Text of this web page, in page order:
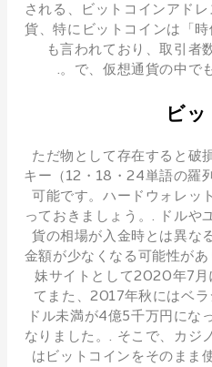
される、ビットコインアド
貨、特にビットコインは「
も言われており、取引者
で、仮想通貨の中で
ビ
ただ物として存在すると破
キー（12・18・24単語の羅
可能です。ハードウォレッ
っておきましょう。. ドルや
貨の相場が入金時とは異な
金額が少なくなる可能性が
妹サイトとして2020年7月
てまた、2017年秋にはベ
ドル未満が4億5千万円にな
なりました。. そこで、カジ
はビットコインをそのまま